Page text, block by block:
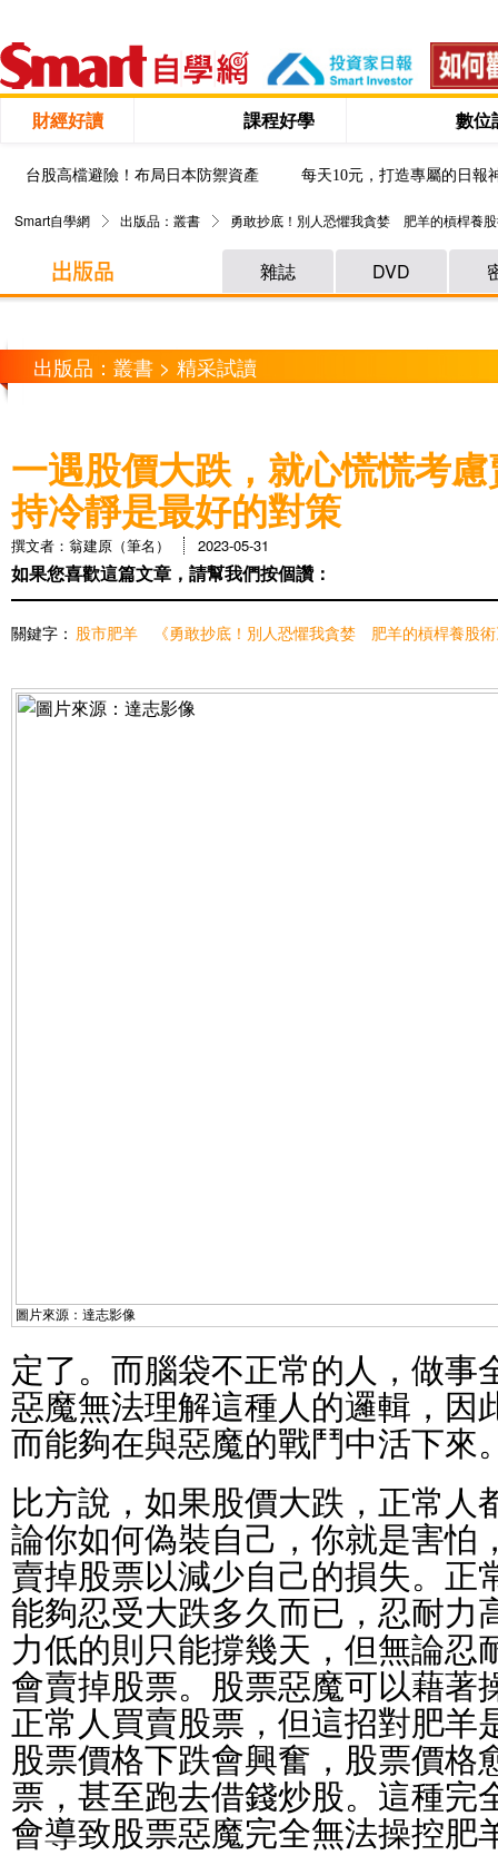
財經好讀 課程好學 數位
台股高檔避險！布局日本防禦資產 每天10元，打造專屬的日報
Smart自學網 出版品：叢書 勇敢抄底！別人恐懼我貪婪 肥羊的槓桿養
雜誌 DVD
出版品：叢書 > 精采試讀
一遇股價大跌，就心慌慌考
持冷靜是最好的對策
撰文者：翁建原（筆名） 2023-05-31
如果您喜歡這篇文章，請幫我們按個讚：
關鍵字： 股市肥羊 《勇敢抄底！別人恐懼我貪婪 肥羊的槓桿養股
圖片來源：達志影像
定了。而腦袋不正常的人，做事
惡魔無法理解這種人的邏輯，因
而能夠在與惡魔的戰鬥中活下來
比方說，如果股價大跌，正常人
論你如何偽裝自己，你就是害怕
賣掉股票以減少自己的損失。正
能夠忍受大跌多久而已，忍耐力
力低的則只能撐幾天，但無論忍
會賣掉股票。股票惡魔可以藉著
正常人買賣股票，但這招對肥羊
股票價格下跌會興奮，股票價格
票，甚至跑去借錢炒股。這種完
會導致股票惡魔完全無法操控肥